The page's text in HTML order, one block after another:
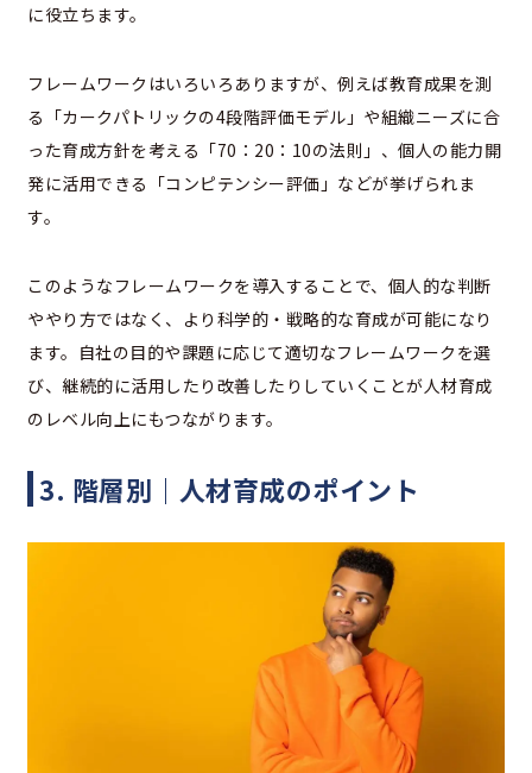
に役立ちます。
フレームワークはいろいろありますが、例えば教育成果を測
る「カークパトリックの4段階評価モデル」や組織ニーズに合
った育成方針を考える「70：20：10の法則」、個人の能力開
発に活用できる「コンピテンシー評価」などが挙げられま
す。
このようなフレームワークを導入することで、個人的な判断
ややり方ではなく、より科学的・戦略的な育成が可能になり
ます。自社の目的や課題に応じて適切なフレームワークを選
び、継続的に活用したり改善したりしていくことが人材育成
のレベル向上にもつながります。
3. 階層別｜人材育成のポイント